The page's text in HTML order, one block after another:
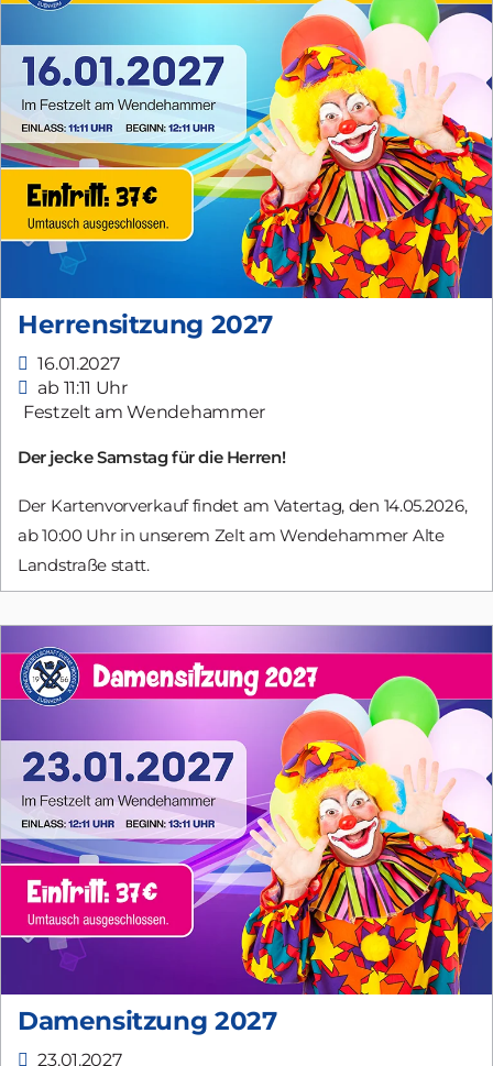
Herrensitzung 2027
16.01.2027
ab 11:11 Uhr
Festzelt am Wendehammer
Der jecke Samstag für die Herren!
Der Kartenvorverkauf findet am Vatertag, den 14.05.2026,
ab 10:00 Uhr in unserem Zelt am Wendehammer Alte
Landstraße statt.
Damensitzung 2027
23.01.2027